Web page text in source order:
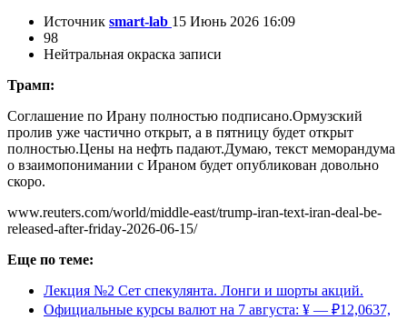
Источник smart-lab 15 Июнь 2026 16:09
98
Нейтральная окраска записи
Трамп:
Соглашение по Ирану полностью подписано.Ормузский
пролив уже частично открыт, а в пятницу будет открыт
полностью.Цены на нефть падают.Думаю, текст меморандума
о взаимопонимании с Ираном будет опубликован довольно
скоро.
www.reuters.com/world/middle-east/trump-iran-text-iran-deal-be-
released-after-friday-2026-06-15/
Еще по теме:
Лекция №2 Сет спекулянта. Лонги и шорты акций.
Официальные курсы валют на 7 августа: ¥ — ₽12,0637,